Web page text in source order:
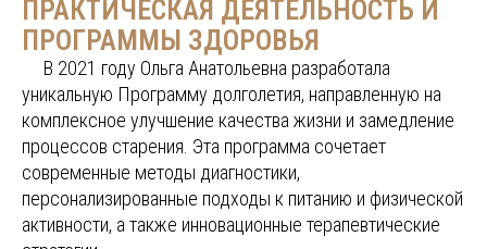
ПРАКТИЧЕСКАЯ ДЕЯТЕЛЬНОСТЬ И
ПРОГРАММЫ ЗДОРОВЬЯ
В 2021 году Ольга Анатольевна разработала
уникальную Программу долголетия, направленную на
комплексное улучшение качества жизни и замедление
процессов старения. Эта программа сочетает
современные методы диагностики,
персонализированные подходы к питанию и физической
активности, а также инновационные терапевтические